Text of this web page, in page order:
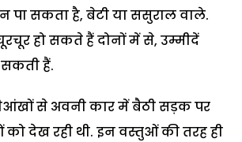
पा सकता है, बेटी या ससुराल वाले.
हो सकते हैं दोनों में से, उम्मीदें
सकती हैं.
से अवनी कार में बैठी सड़क पर
देख रही थी. इन वस्तुओं की तरह ही